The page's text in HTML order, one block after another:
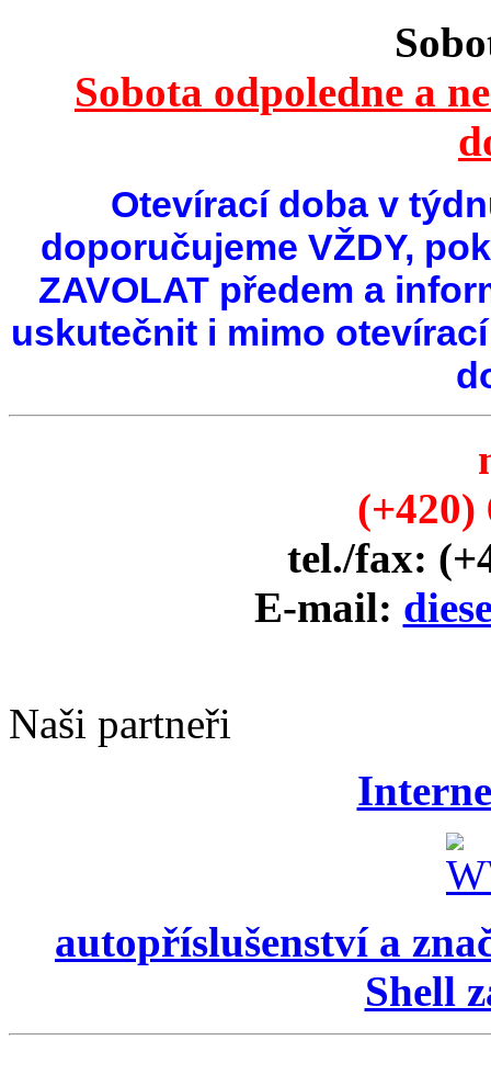
Sobota odpoledne a
Otevírací doba v
doporučujeme VŽDY,
ZAVOLAT předem a
uskutečnit i mimo
(+420)
tel./fax:
E-mail:
Naši partneři
autopříslušenství a
Shell